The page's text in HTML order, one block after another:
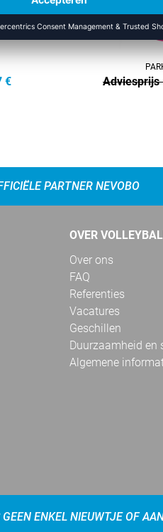
€ Adviesprijs
PARTNER NEVOBO
OVER
Over ons
FAQ
Referenties
Vacatures
Geschillen
Duurzaamheid en
Algemene
ENKEL NIEUWTJE OF